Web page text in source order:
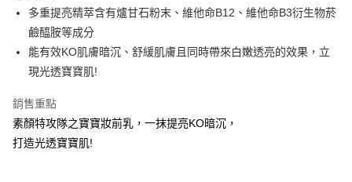
LINE Pay
Apple Pay
街口支付
悠遊付
Google Pay
多重提亮精萃含有爐甘石粉末、維他命B12、維他命B3衍生物菸
鹼醯胺等成分
能有效KO肌膚暗沉、舒緩肌膚且同時帶來白嫩透亮的效果，立
現光透寶寶肌!
銷售重點
素顏特攻隊之寶寶妝前乳，一抹提亮KO暗沉，
打造光透寶寶肌!